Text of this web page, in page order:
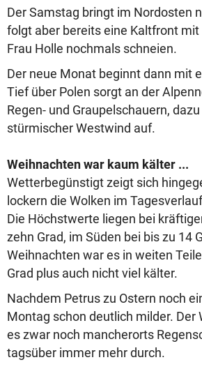
Der Samstag bringt im Nordosten
folgt aber bereits eine Kaltfront
Frau Holle nochmals schneien.
Der neue Monat beginnt dann mit
Tief über Polen sorgt an der
Regen- und Graupelschauern,
stürmischer Westwind auf.
Weihnachten war kaum kälter ...
Wetterbegünstigt zeigt sich
lockern die Wolken im
Die Höchstwerte liegen bei
zehn Grad, im Süden bei bis zu 14
Weihnachten war es in weiten
Grad plus auch nicht viel kälter.
Nachdem Petrus zu Ostern noch
Montag schon deutlich milder. Der
es zwar noch mancherorts
tagsüber immer mehr durch.